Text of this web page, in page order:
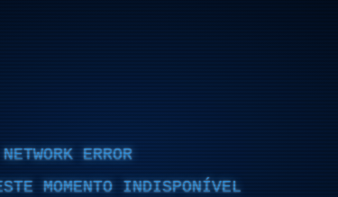
ERROR
MOMENTO INDISPONÍVEL